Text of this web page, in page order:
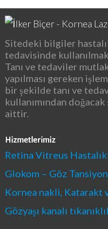
Sitedeki bilgiler
tedavisinde
Tanı ve tedaviler
yapılması gereken
bir şekilde tanı ve
kullanımından
aittir.
Hizmetlerimiz
Retina Vitreus
Glokom – Göz
Kornea nakli, Katarakt
Gözyaşı kanalı